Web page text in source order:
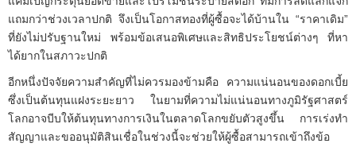
แถมกว่าช่วงเวลาปกติ จึงเป็นโอกาสทองที่ผู้ซื้อจะได้บ้านใน “ราคาเดิม”
ที่ยังไม่ปรับฐานใหม่ พร้อมข้อเสนอพิเศษและสิทธิประโยชน์ต่างๆ ที่หา
ได้ยากในสภาวะปกติ
อีกหนึ่งปัจจัยความสำคัญที่ไม่ควรมองข้ามคือ ความแน่นอนของดอกเบี้ย
ซึ่งเป็นต้นทุนแฝงระยะยาว ในยามที่ความไม่แน่นอนทางภูมิรัฐศาสตร์
โลกอาจบีบให้ต้นทุนทางการเงินในตลาดโลกขยับตัวสูงขึ้น การเร่งทำ
สัญญาและขออนุมัติสินเชื่อในช่วงนี้จะช่วยให้ผู้ซื้อสามารถเข้าถึงข้อ